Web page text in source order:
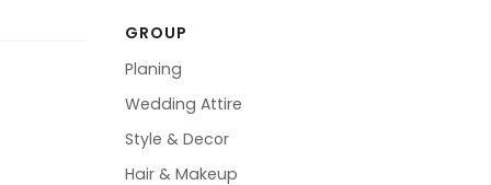
GROUP
Planing
Wedding Attire
Style & Decor
Hair & Makeup